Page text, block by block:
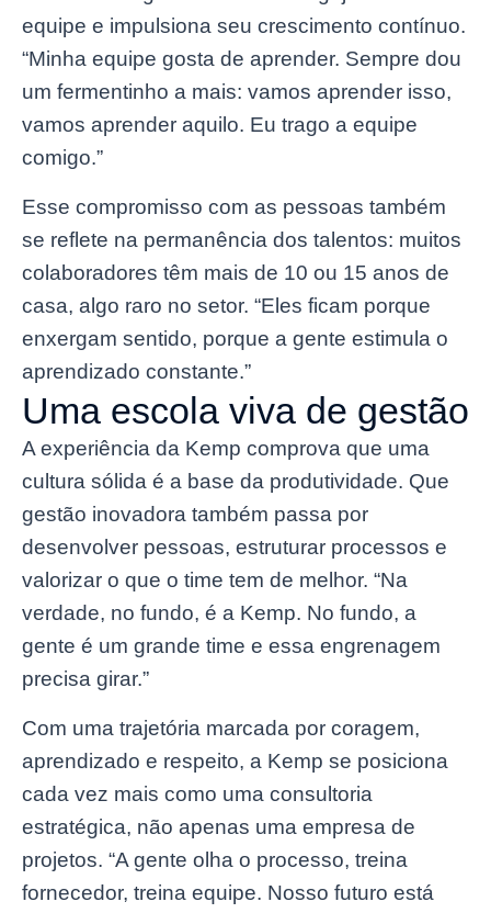
equipe e impulsiona seu crescimento contínuo.
“Minha equipe gosta de aprender. Sempre dou
um fermentinho a mais: vamos aprender isso,
vamos aprender aquilo. Eu trago a equipe
comigo.”
Esse compromisso com as pessoas também
se reflete na permanência dos talentos: muitos
colaboradores têm mais de 10 ou 15 anos de
casa, algo raro no setor. “Eles ficam porque
enxergam sentido, porque a gente estimula o
aprendizado constante.”
Uma escola viva de gestão
A experiência da Kemp comprova que uma
cultura sólida é a base da produtividade. Que
gestão inovadora também passa por
desenvolver pessoas, estruturar processos e
valorizar o que o time tem de melhor. “Na
verdade, no fundo, é a Kemp. No fundo, a
gente é um grande time e essa engrenagem
precisa girar.”
Com uma trajetória marcada por coragem,
aprendizado e respeito, a Kemp se posiciona
cada vez mais como uma consultoria
estratégica, não apenas uma empresa de
projetos. “A gente olha o processo, treina
fornecedor, treina equipe. Nosso futuro está